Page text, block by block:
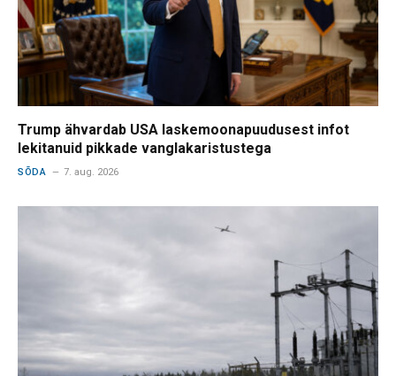
Trump ähvardab USA laskemoonapuudusest infot
lekitanuid pikkade vanglakaristustega
SÕDA 7. aug. 2026